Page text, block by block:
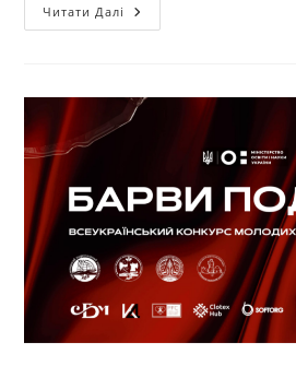
Читати Далі НАУКОВІ
ДОСЛІДЖЕННЯ
АСПІРАНТІВ
КАФЕДРИ
2026»